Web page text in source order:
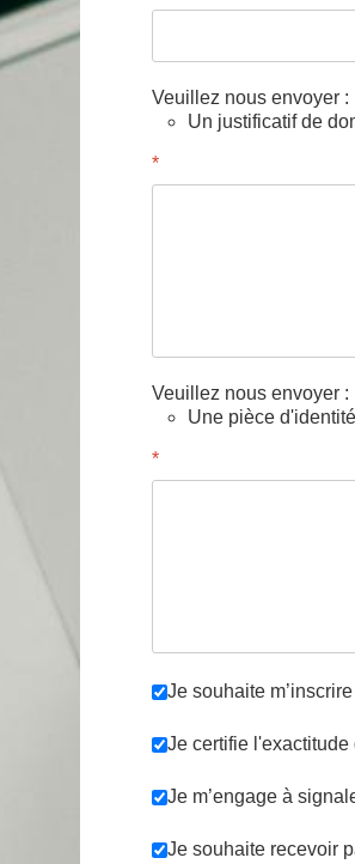
Veuillez nous envoyer :
Un justificatif de
*
Veuillez nous envoyer :
Une pièce d'identité
*
Je souhaite
Je certifie
Je m’engage à
Je souhaite recevoir